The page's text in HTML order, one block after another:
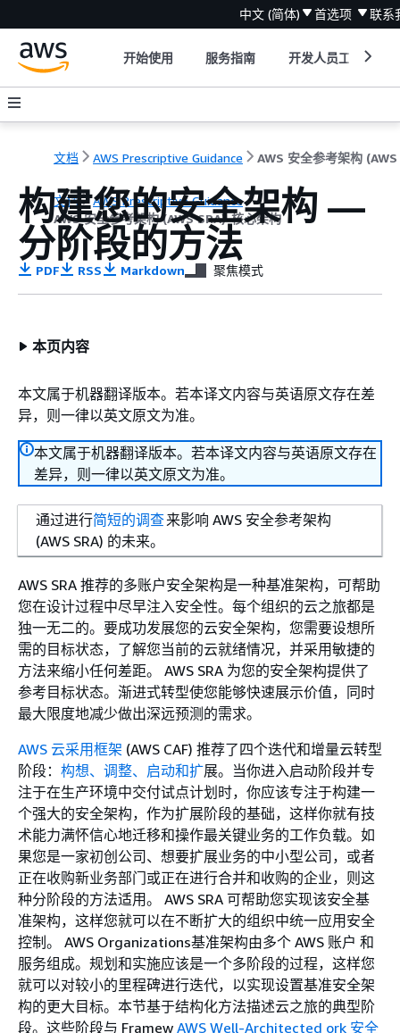
中文 (简体) 首选项 联系
开始使用 服务指南 开发人员工具
文档 AWS Prescriptive Guidance
文档
AWS Prescriptive Guidance
AWS 安全参考架构 (AWS SRA)-核心架构
构建您的安全架构 —
分阶段的方法
PDF RSS Markdown 聚焦模式
本页内容
本文属于机器翻译版本。若本译文内容与英语原文存在差
异，则一律以英文原文为准。
本文属于机器翻译版本。若本译文内容与英语原文存在
差异，则一律以英文原文为准。
通过进行简短的调查来影响 AWS 安全参考架构
(AWS SRA) 的未来。
AWS SRA 推荐的多账户安全架构是一种基准架构，可帮助
您在设计过程中尽早注入安全性。每个组织的云之旅都是
独一无二的。要成功发展您的云安全架构，您需要设想所
需的目标状态，了解您当前的云就绪情况，并采用敏捷的
方法来缩小任何差距。 AWS SRA 为您的安全架构提供了
参考目标状态。渐进式转型使您能够快速展示价值，同时
最大限度地减少做出深远预测的需求。
AWS 云采用框架 (AWS CAF) 推荐了四个迭代和增量云转型
阶段： 构想、调整、启动和扩展。当你进入启动阶段并专
注于在生产环境中交付试点计划时，你应该专注于构建一
个强大的安全架构，作为扩展阶段的基础，这样你就有技
术能力满怀信心地迁移和操作最关键业务的工作负载。如
果您是一家初创公司、想要扩展业务的中小型公司，或者
正在收购新业务部门或正在进行合并和收购的企业，则这
种分阶段的方法适用。 AWS SRA 可帮助您实现该安全基
准架构，这样您就可以在不断扩大的组织中统一应用安全
控制。 AWS Organizations基准架构由多个 AWS 账户 和
服务组成。规划和实施应该是一个多阶段的过程，这样您
就可以对较小的里程碑进行迭代，以实现设置基准安全架
构的更大目标。本节基于结构化方法描述云之旅的典型阶
段。这些阶段与 Framew AWS Well-Architected ork 安全